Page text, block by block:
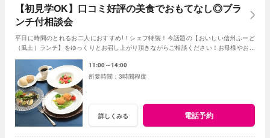
【初見学OK】口コミ好評の美食でおもてなし◎ブラ
ンチ付相談会
平日に時間のとれるお二人におすすめ!！シェフ特製！今話題の【おいしい信州ふーど
（風土）ランチ】をゆっくりとお召し上がり頂きながらご相談ください！お母様やお姉
11:00～14:00
3時間程度
詳しくみる 電話予約